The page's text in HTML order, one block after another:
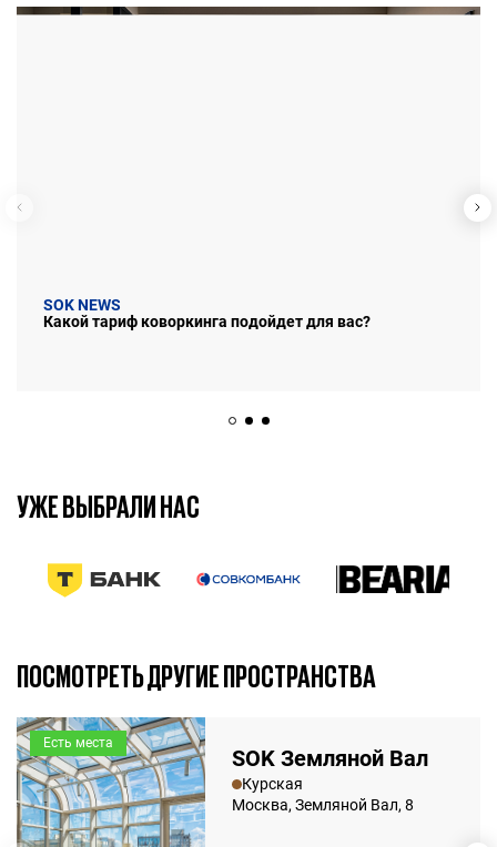
SOK NEWS
Какой тариф коворкинга подойдет для вас?
УЖЕ ВЫБРАЛИ НАС
ПОСМОТРЕТЬ ДРУГИЕ ПРОСТРАНСТВА
Есть места
SOK Земляной Вал
Курская
Москва, Земляной Вал, 8